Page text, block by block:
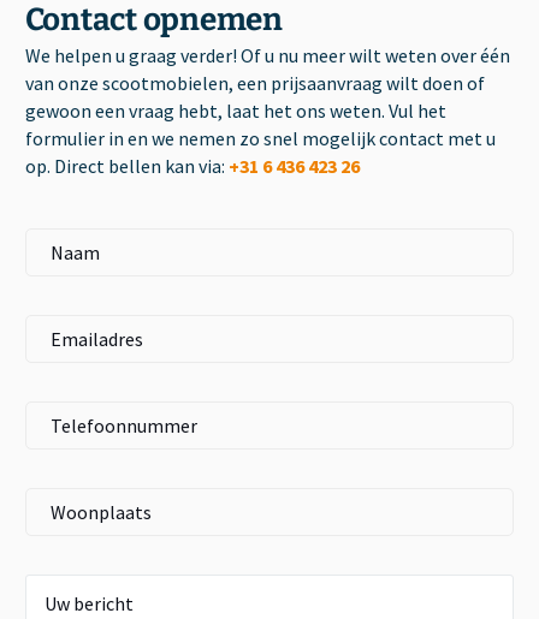
Contact opnemen
We helpen u graag verder! Of u nu meer wilt weten over één
van onze scootmobielen, een prijsaanvraag wilt doen of
gewoon een vraag hebt, laat het ons weten. Vul het
formulier in en we nemen zo snel mogelijk contact met u
op. Direct bellen kan via: +31 6 436 423 26